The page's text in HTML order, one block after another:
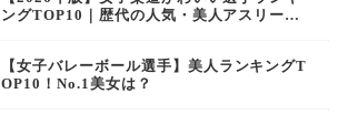
ングTOP10｜歴代の人気・美人アスリート
【女子バレーボール選手】美人ランキングT
OP10！No.1美女は？